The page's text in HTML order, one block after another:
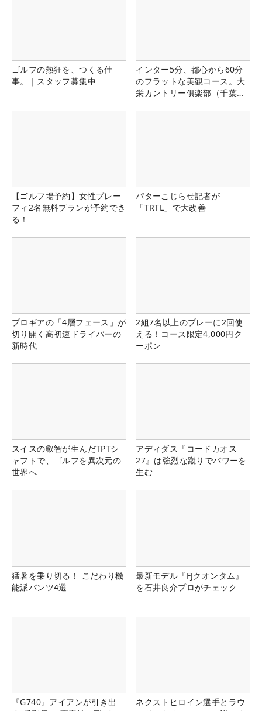
ゴルフの熱狂を、つくる仕
事。｜スタッフ募集中
インター5分、都心から60分
のフラットな美観コース。大
栄カントリー俱楽部（千葉
【ゴルフ場予約】女性プレー
フィ2名無料プランが予約でき
る！
パターこじらせ記者が
「TRTL」で大改善
プロギアの「4層フェース」が
切り開く高初速ドライバーの
新時代
2組7名以上のプレーに2回使
える！コース限定4,000円ク
ーポン
スイスの叡智が生んだTPTシ
ャフトで、ゴルフを異次元の
世界へ
アディダス『コードカオス
27』は強烈な蹴りでパワーを
生む
猛暑を乗り切る！ こだわり機
能派パンツ4選
最新モデル『FJクオンタム』
を石井良介プロがチェック
『G740』アイアンが引き出
ネクストヒロイン選手とラウ